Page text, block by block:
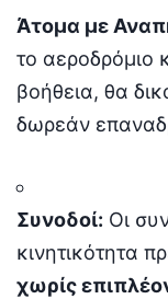
Άτομα με
το αεροδρόμιο
βοήθεια, θα
δωρεάν
Συνοδοί: Οι
κινητικότητα
χωρίς